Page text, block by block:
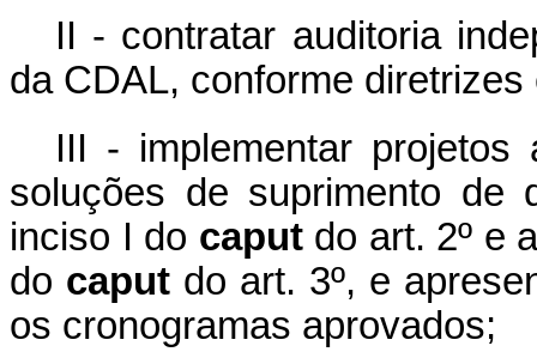
II - contratar auditoria
da CDAL, conforme
III - implementar projetos
soluções de suprimento de
inciso I do caputdo art. 2º e
do caput do art. 3º, e
os cronogramas aprovados;